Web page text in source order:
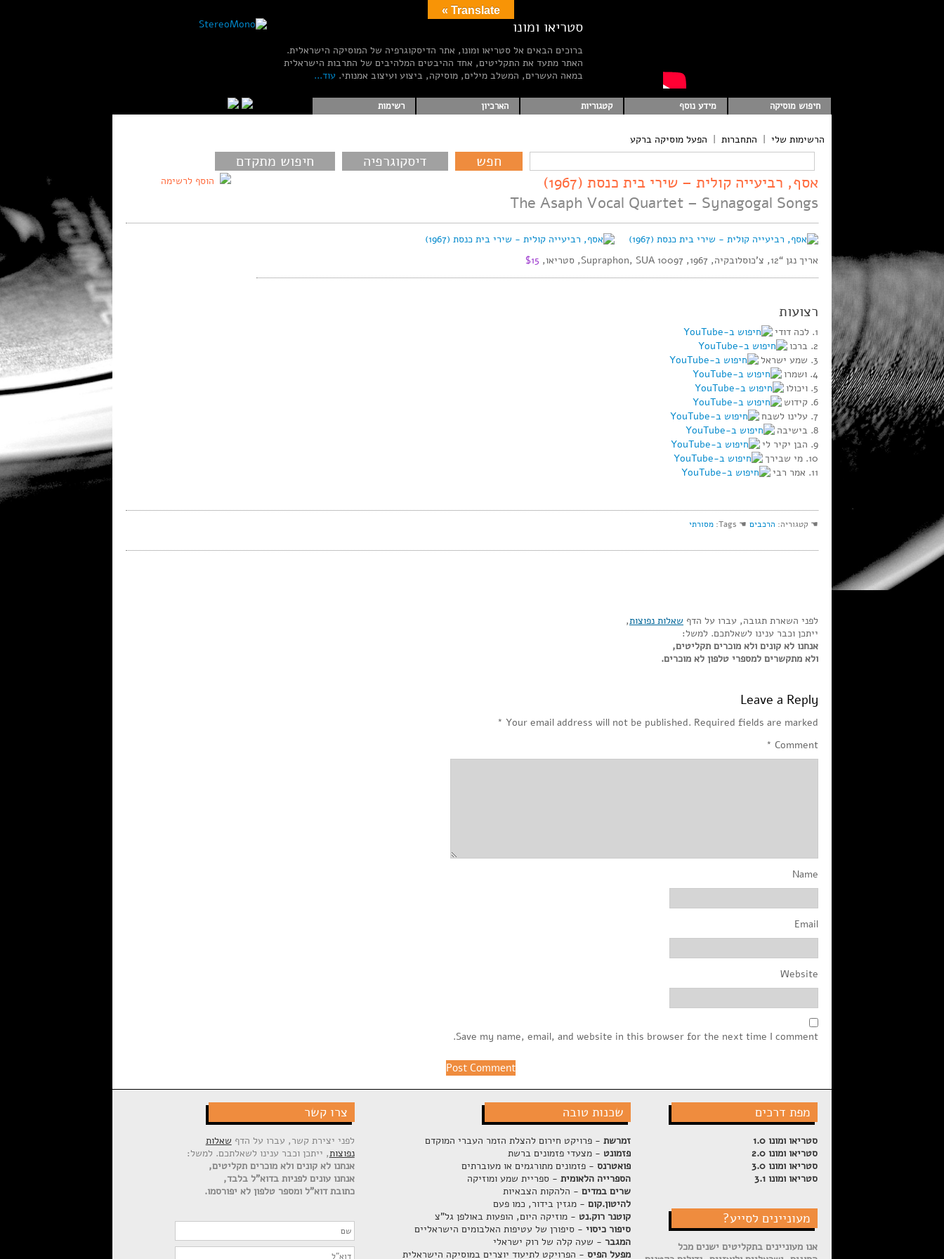
סטריאו ומונו
ברוכים הבאים אל סטריאו ומונו, אתר הדיסקוגרפיה של המוסיקה הישראלית.
האתר מתעד את התקליטים, אחד ההיבטים המלהיבים של התרבות הישראלית
במאה העשרים, המשלב מילים, מוסיקה, ביצוע ועיצוב אמנותי. עוד...
חיפוש מוסיקה מידע נוסף קטגוריות הארכיון רשימות
הרשימות שלי | התחברות | הפעל מוסיקה ברקע
דיסקוגרפיה חיפוש מתקדם
הוסף לרשימה
אסף, רביעייה קולית – שירי בית כנסת (1967)
The Asaph Vocal Quartet – Synagogal Songs
אריך נגן “12, צ’כוסלובקיה, 1967, Supraphon, SUA 10097, סטריאו, $15
רצועות
1. לכה דודי
2. ברכו
3. שמע ישראל
4. ושמרו
5. ויכולו
6. קידוש
7. עלינו לשבח
8. בישיבה
9. הבן יקיר לי
10. מי שבירך
11. אמר רבי
☚ קטגוריה: הרכבים ☚ Tags: מסורתי
לפני השארת תגובה, עברו על הדף שאלות נפוצות,
ייתכן וכבר ענינו לשאלתכם. למשל:
אנחנו לא קונים ולא מוכרים תקליטים,
ולא מתקשרים למספרי טלפון לא מוכרים.
Leave a Reply
Your email address will not be published. Required fields are marked
*
Comment
*
Name
Email
Website
Save my name, email, and website in this browser for the next time I comment.
צרו קשר
לפני יצירת קשר, עברו על הדף שאלות
נפוצות, ייתכן וכבר ענינו לשאלתכם. למשל:
אנחנו לא קונים ולא מוכרים תקליטים,
אנחנו עונים לפניות בדוא"ל בלבד,
כתובת דוא"ל ומספר טלפון לא יפורסמו.
מפת דרכים
סטריאו ומונו 1.0
סטריאו ומונו 2.0
סטריאו ומונו 3.0
סטריאו ומונו 3.1
מעוניינים לסייע?
אנו מעוניינים בתקליטים ישנים מכל
שכנות טובה
זמרשת- פרויקט חירום להצלת הזמר העברי המוקדם
פזמונט - מצעדי פזמונים ברשת
פואטרנס- פזמונים מתורגמים או מעוברתים
הספרייה הלאומית- ספריית שמע ומוזיקה
שרים במדים- הלהקות הצבאיות
להיטון.קום- מגזין בידור, כמו פעם
קוטנר רוק.נט - מוזיקה היום, הופעות באולפן גל"צ
סיפור כיסוי- סיפורן של עטיפות האלבומים הישראליים
המגבר- שעה קלה של רוק ישראלי
מפעל הפיס- הפרויקט לתיעוד יוצרים במוסיקה הישראלית
Translate »